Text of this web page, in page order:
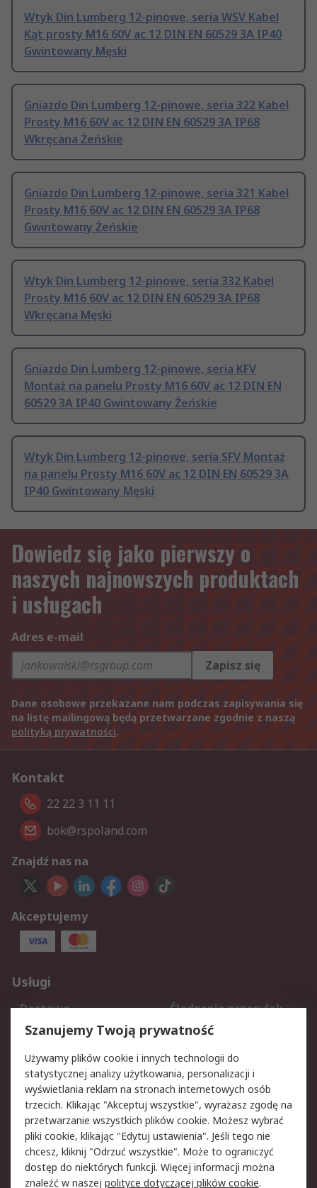
Wtyk Din Lumberg 12-pinowe, seria WSV Kabel
Kąt prosty M16 60V ac 12 DIN EN 60529 3A IP40
Gwintowany Męski
Gniazdo Din Lumberg 12-pinowe, seria 322 Kabel
Prosty M16 60V ac 12 DIN EN 60529 3A IP68
Wkręcana Żeńskie
Gniazdo Din Lumberg 12-pinowe, seria 321 Kabel
Prosty M16 60V ac 12 DIN EN 60529 3A IP68
Gwintowany Żeńskie
Wtyk Din Lumberg 12-pinowe, seria 332 Kabel
Prosty M16 60V ac 12 DIN EN 60529 3A IP68
Wkręcana Męski
Gniazdo Din Lumberg 12-pinowe, seria KFV
Montaż na panelu Prosty M16 60V ac 12 DIN EN
60529 3A IP40 Gwintowany Żeńskie
Wtyk Din Lumberg 12-pinowe, seria SFV Montaż
na panelu Prosty M16 60V ac 12 DIN EN 60529 3A
IP40 Gwintowany Męski
Dowiedz się jako pierwszy o
naszych najnowszych produktach
i usługach
Adres e-mail
Zapisz się
Dane osobowe przekazane nam podczas zapisywania się
na listę mailingową będą przetwarzane zgodnie z naszą
polityką prywatności.
Kontakt
22 22 3 11 11
bok@rspoland.com
Znajdź nas na
Akceptujemy
Usługi
Dostawa
Śledzenie przesyłek
Reklamacje i zwroty
Rejestracja
Aspekty prawne
Bezpieczeństwo e-
maila
Polityka dotycząca
plików cookie
Polityka prywatności
Użytkowanie witryny
Zastrzeżenia prawne
Warunki Sprzedaży
Szanujemy Twoją prywatność
Używamy plików cookie i innych technologii do
statystycznej analizy użytkowania, personalizacji i
wyświetlania reklam na stronach internetowych osób
trzecich. Klikając "Akceptuj wszystkie", wyrażasz zgodę na
przetwarzanie wszystkich plików cookie. Możesz wybrać
pliki cookie, klikając "Edytuj ustawienia". Jeśli tego nie
chcesz, kliknij "Odrzuć wszystkie". Może to ograniczyć
dostęp do niektórych funkcji. Więcej informacji można
znaleźć w naszej polityce dotyczącej plików cookie.